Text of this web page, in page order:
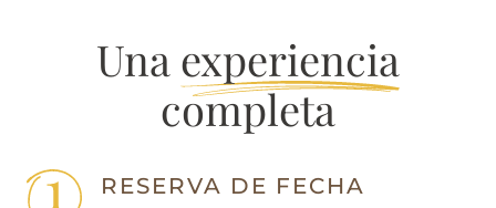
Unaexperiencia
completa
RESERVA DE FECHA